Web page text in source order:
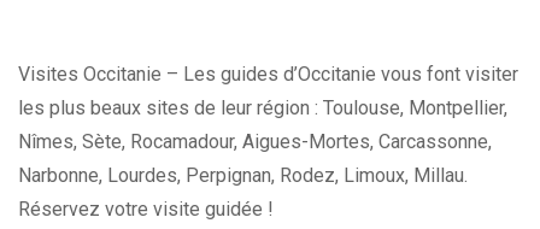
Visites Occitanie – Les guides d’Occitanie vous font visiter
les plus beaux sites de leur région : Toulouse, Montpellier,
Nîmes, Sète, Rocamadour, Aigues-Mortes, Carcassonne,
Narbonne, Lourdes, Perpignan, Rodez, Limoux, Millau.
Réservez votre visite guidée !